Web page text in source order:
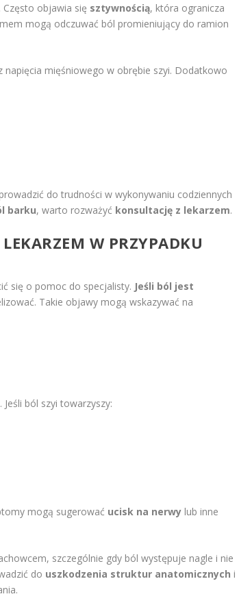
Często objawia się sztywnością, która ogranicza
mogą odczuwać ból promieniujący do ramion
napięcia mięśniowego w obrębie szyi. Dodatkowo
do trudności w wykonywaniu codziennych
barku, warto rozważyć konsultację z lekarzem.
W PRZYPADKU
się o pomoc do specjalisty. Jeśli ból jest
Takie objawy mogą wskazywać na
. Jeśli ból szyi towarzyszy:
mogą sugerować ucisk na nerwy lub inne
szczególnie gdy ból występuje nagle i nie
do uszkodzenia struktur anatomicznych i